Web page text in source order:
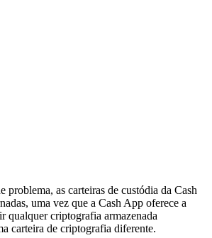
problema, as carteiras de custódia da Cash
uma vez que a Cash App oferece a
qualquer criptografia armazenada
carteira de criptografia diferente.